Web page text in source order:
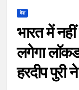
देश
भारत में
लगेगा
हरदीप पुरी